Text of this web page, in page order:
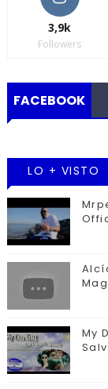
3,9k
Followers
FACEBOOK
LO + VISTO
My